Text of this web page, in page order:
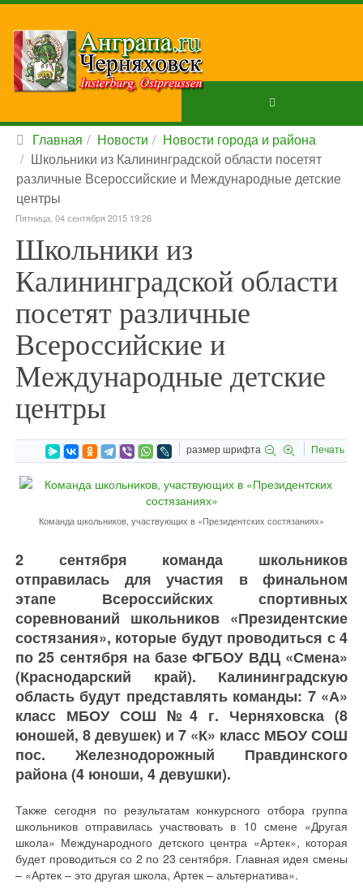
Главная Новости
Новости города и района
Школьники из Калининградской области посетят
различные Всероссийские и Международные детские
центры
Пятница, 04 сентября 2015 19:26
Школьники из
Калининградской области
посетят различные
Всероссийские и
Международные детские
центры
размер шрифта Печать
Команда школьников, участвующих в «Президентских состязаниях»
2 сентября команда школьников
отправилась для участия в финальном
этапе Всероссийских спортивных
соревнований школьников «Президентские
состязания», которые будут проводиться с 4
по 25 сентября на базе ФГБОУ ВДЦ «Смена»
(Краснодарский край). Калининградскую
область будут представлять команды: 7 «А»
класс МБОУ СОШ №4 г. Черняховска (8
юношей, 8 девушек) и 7 «К» класс МБОУ СОШ
пос. Железнодорожный Правдинского
района (4 юноши, 4 девушки).
Также сегодня по результатам конкурсного отбора группа
школьников отправилась участвовать в 10 смене «Другая
школа» Международного детского центра «Артек», которая
будет проводиться со 2 по 23 сентября. Главная идея смены
– «Артек – это другая школа, Артек – альтернатива».